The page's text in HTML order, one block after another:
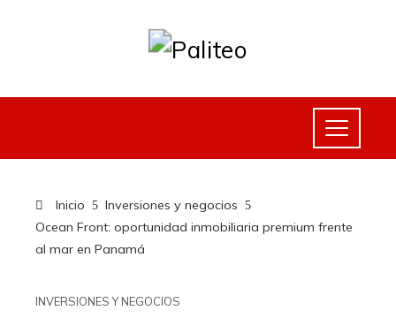
Inicio
Inversiones y negocios
Ocean Front: oportunidad inmobiliaria premium frente
al mar en Panamá
INVERSIONES Y NEGOCIOS